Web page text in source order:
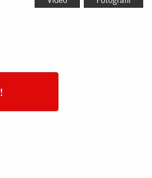
!